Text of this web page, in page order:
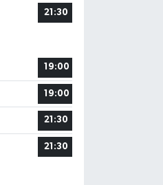
21:30
19:00
19:00
21:30
21:30